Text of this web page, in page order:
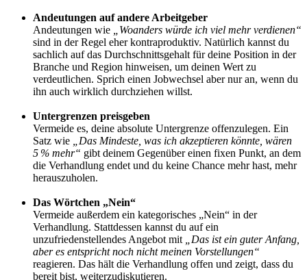
Andeutungen auf andere Arbeitgeber
Andeutungen wie
„Woanders würde ich viel mehr verdienen“
sind in der Regel eher kontraproduktiv. Natürlich kannst du
sachlich auf das Durchschnittsgehalt für deine Position in der
Branche und Region hinweisen, um deinen Wert zu
verdeutlichen. Sprich einen Jobwechsel aber nur an, wenn du
ihn auch wirklich durchziehen willst.
Untergrenzen preisgeben
Vermeide es, deine absolute Untergrenze offenzulegen. Ein
Satz wie
„Das Mindeste, was ich akzeptieren könnte, wären
5 % mehr“ gibt deinem Gegenüber einen fixen Punkt, an dem
die Verhandlung endet und du keine Chance mehr hast, mehr
herauszuholen.
Das Wörtchen „Nein“
Vermeide außerdem ein kategorisches „Nein“ in der
Verhandlung. Stattdessen kannst du auf ein
unzufriedenstellendes Angebot mit
„Das ist ein guter Anfang,
aber es entspricht noch nicht meinen Vorstellungen“
reagieren. Das hält die Verhandlung offen und zeigt, dass du
bereit bist, weiterzudiskutieren.